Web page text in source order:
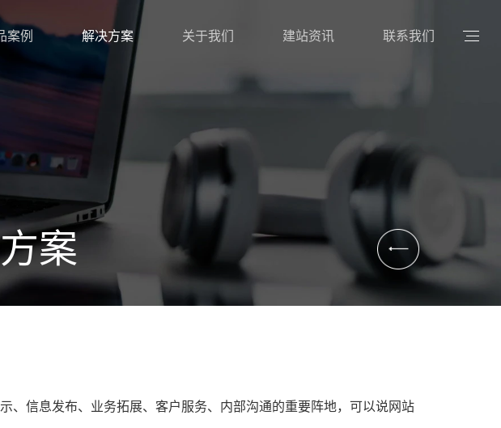
案例 解决方案 关于我们 建站资讯 联系我们
案
信息发布、业务拓展、客户服务、内部沟通的重要阵地，可以说网站